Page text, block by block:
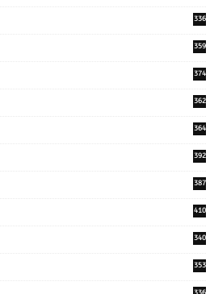
336
359
374
362
364
392
387
410
340
353